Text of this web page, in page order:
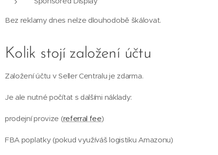
Bez reklamy dnes nelze dlouhodobě škálovat.
Kolik stojí založení účtu
Založení účtu v Seller Centralu je zdarma.
Je ale nutné počítat s dalšími náklady:
prodejní provize (referral fee)
FBA poplatky (pokud využíváš logistiku Amazonu)